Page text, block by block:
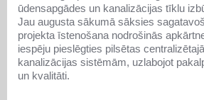
ūdensapgādes un kanalizācijas tīklu
Jau augusta sākumā sāksies
projekta īstenošana nodrošinās
iespēju pieslēgties pilsētas
kanalizācijas sistēmām, uzlabojot
un kvalitāti.